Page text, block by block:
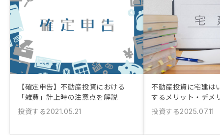
【確定申告】不動産投資における
「雑費」計上時の注意点を解説
投資する2021.05.21
不動産投資に宅建は
するメリット・デメ
投資する2025.07.11